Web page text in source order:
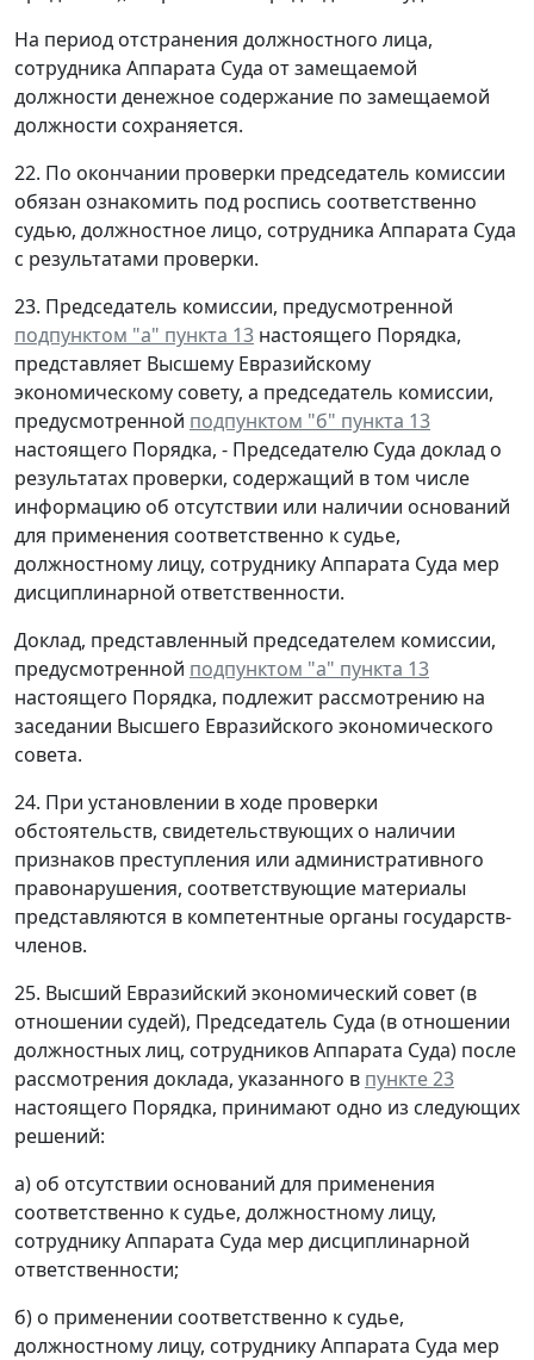
На период отстранения должностного лица,
сотрудника Аппарата Суда от замещаемой
должности денежное содержание по замещаемой
должности сохраняется.
22. По окончании проверки председатель комиссии
обязан ознакомить под роспись соответственно
судью, должностное лицо, сотрудника Аппарата Суда
с результатами проверки.
23. Председатель комиссии, предусмотренной
подпунктом "а" пункта 13 настоящего Порядка,
представляет Высшему Евразийскому
экономическому совету, а председатель комиссии,
предусмотренной подпунктом "б" пункта 13
настоящего Порядка, - Председателю Суда доклад о
результатах проверки, содержащий в том числе
информацию об отсутствии или наличии оснований
для применения соответственно к судье,
должностному лицу, сотруднику Аппарата Суда мер
дисциплинарной ответственности.
Доклад, представленный председателем комиссии,
предусмотренной подпунктом "а" пункта 13
настоящего Порядка, подлежит рассмотрению на
заседании Высшего Евразийского экономического
совета.
24. При установлении в ходе проверки
обстоятельств, свидетельствующих о наличии
признаков преступления или административного
правонарушения, соответствующие материалы
представляются в компетентные органы государств-
членов.
25. Высший Евразийский экономический совет (в
отношении судей), Председатель Суда (в отношении
должностных лиц, сотрудников Аппарата Суда) после
рассмотрения доклада, указанного в пункте 23
настоящего Порядка, принимают одно из следующих
решений:
а) об отсутствии оснований для применения
соответственно к судье, должностному лицу,
сотруднику Аппарата Суда мер дисциплинарной
ответственности;
б) о применении соответственно к судье,
должностному лицу, сотруднику Аппарата Суда мер